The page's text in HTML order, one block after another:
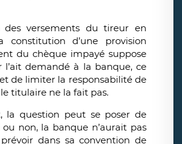
des versements du tireur en
constitution d’une provision
du chèque impayé suppose
demandé à la banque, ce
de limiter la responsabilité de
titulaire ne la fait pas.
la question peut se poser de
ou non, la banque n’aurait pas
dans sa convention de